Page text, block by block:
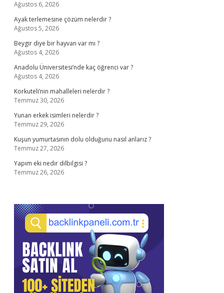
Ağustos 6, 2026
Ayak terlemesine çözüm nelerdir ?
Ağustos 5, 2026
Beygir diye bir hayvan var mı ?
Ağustos 4, 2026
Anadolu Üniversitesi’nde kaç öğrenci var ?
Ağustos 4, 2026
Korkuteli’nin mahalleleri nelerdir ?
Temmuz 30, 2026
Yunan erkek isimleri nelerdir ?
Temmuz 29, 2026
Kuşun yumurtasının dolu olduğunu nasıl anlarız ?
Temmuz 27, 2026
Yapım eki nedir dilbilgisi ?
Temmuz 26, 2026